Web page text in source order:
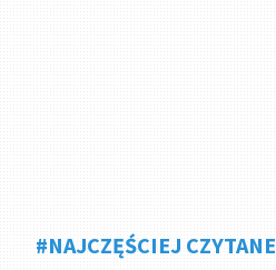
#NAJCZĘŚCIEJ CZYTANE